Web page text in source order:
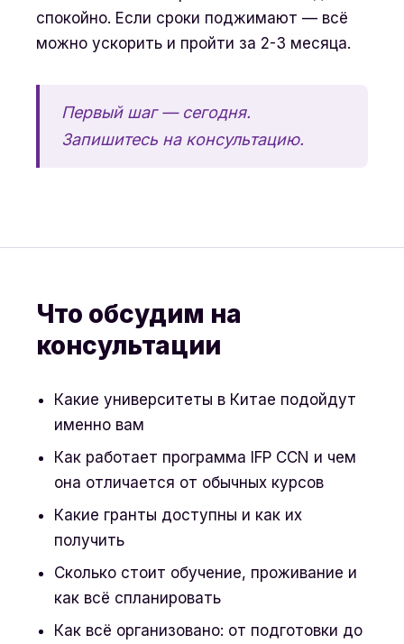
спокойно. Если сроки поджимают — всё
можно ускорить и пройти за 2-3 месяца.
Первый шаг — сегодня.
Запишитесь на консультацию.
Что обсудим на
консультации
Какие университеты в Китае подойдут
именно вам
Как работает программа IFP CCN и чем
она отличается от обычных курсов
Какие гранты доступны и как их
получить
Сколько стоит обучение, проживание и
как всё спланировать
Как всё организовано: от подготовки до